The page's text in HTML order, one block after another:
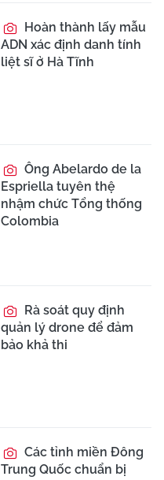
Hoàn thành lấy mẫu
ADN xác định danh tính
liệt sĩ ở Hà Tĩnh
Ông Abelardo de la
Espriella tuyên thệ
nhậm chức Tổng thống
Colombia
Rà soát quy định
quản lý drone để đảm
bảo khả thi
Các tỉnh miền Đông
Trung Quốc chuẩn bị